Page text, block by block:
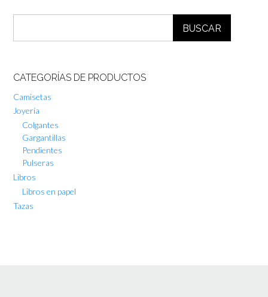
BUSCAR
CATEGORÍAS DE PRODUCTOS
Camisetas
Joyería
Colgantes
Gargantillas
Pendientes
Pulseras
Libros
Libros en papel
Tazas